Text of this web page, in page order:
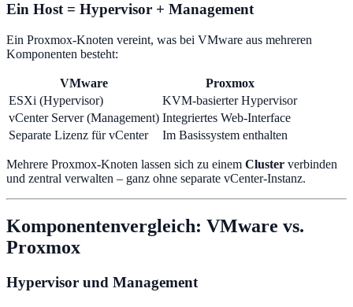
Ein Host = Hypervisor + Management
Ein Proxmox-Knoten vereint, was bei VMware aus mehreren
Komponenten besteht:
VMware
Proxmox
ESXi (Hypervisor)
KVM-basierter Hypervisor
vCenter Server (Management) Integriertes Web-Interface
Separate Lizenz für vCenter
Im Basissystem enthalten
Mehrere Proxmox-Knoten lassen sich zu einem Cluster verbinden
und zentral verwalten – ganz ohne separate vCenter-Instanz.
Komponentenvergleich: VMware vs.
Proxmox
Hypervisor und Management